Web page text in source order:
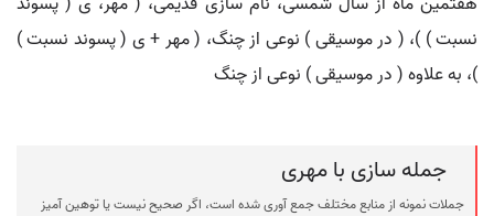
نسبت ) )، ( در موسیقی ) نوعی از چنگ، ( مهر + ی ( پسوند نسبت )
)، به علاوه ( در موسیقی ) نوعی از چنگ
جمله سازی با مهری
جملات نمونه از منابع مختلف جمع آوری شده است، اگر صحیح نیست یا توهین آمیز